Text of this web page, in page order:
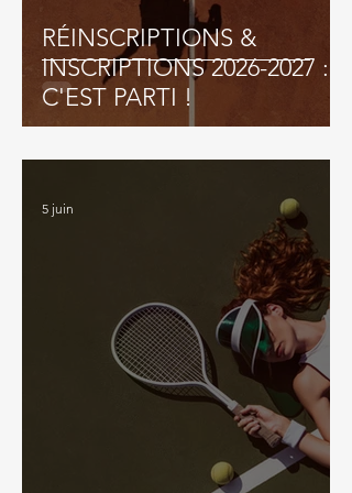
RÉINSCRIPTIONS &
INSCRIPTIONS 2026-2027 :
C'EST PARTI !
5 juin